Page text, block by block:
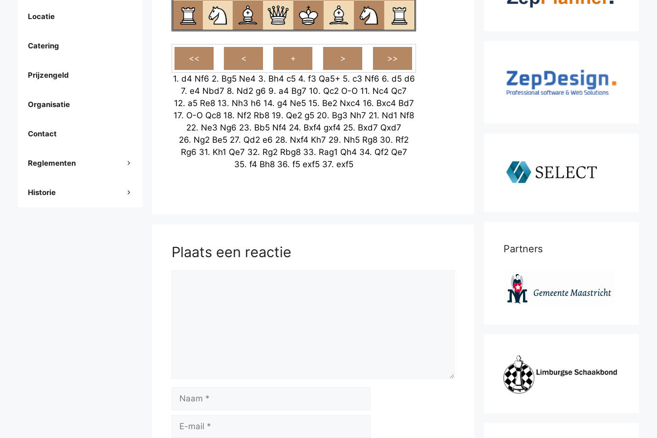
1. d4 Nf6 2. Bg5 Ne4 3. Bh4 c5 4. f3 Qa5+ 5. c3 Nf6 6. d5 d6
7. e4 Nbd7 8. Nd2 g6 9. a4 Bg7 10. Qc2 O-O 11. Nc4 Qc7
12. a5 Re8 13. Nh3 h6 14. g4 Ne5 15. Be2 Nxc4 16. Bxc4 Bd7
17. O-O Qc8 18. Nf2 Rb8 19. Qe2 g5 20. Bg3 Nh7 21. Nd1 Nf8
22. Ne3 Ng6 23. Bb5 Nf4 24. Bxf4 gxf4 25. Bxd7 Qxd7
26. Ng2 Be5 27. Qd2 e6 28. Nxf4 Kh7 29. Nh5 Rg8 30. Rf2
Rg6 31. Kh1 Qe7 32. Rg2 Rbg8 33. Rag1 Qh4 34. Qf2 Qe7
35. f4 Bh8 36. f5 exf5 37. exf5
Plaats een reactie
mail
Locatie
Catering
Prijzengeld
Organisatie
Contact
Reglementen
Historie
Partners